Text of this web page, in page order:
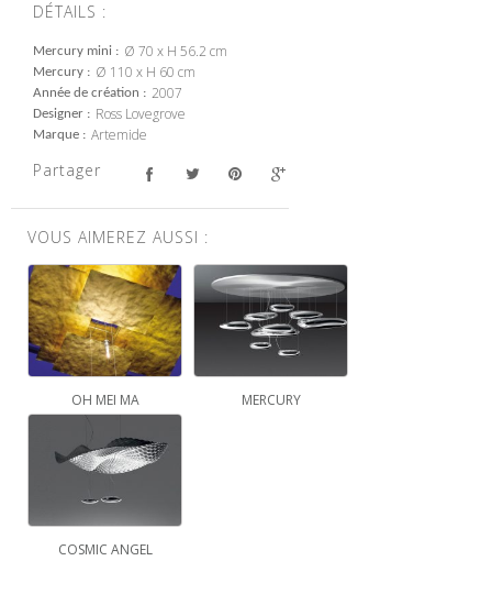
DÉTAILS :
Mercury mini Ø 70 x H 56.2 cm
Mercury Ø 110 x H 60 cm
Année de création 2007
Designer Ross Lovegrove
Marque Artemide
Partager
VOUS AIMEREZ AUSSI :
OH MEI MA MERCURY
COSMIC ANGEL